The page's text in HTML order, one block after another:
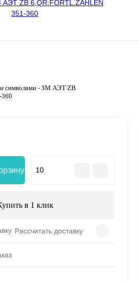
символами - ЗМ АЭТ ZB
в 1 клик
Рассчитать доставку